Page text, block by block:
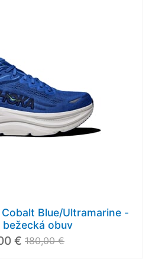
Cobalt Blue/Ultramarine -
bežecká obuv
€ 180,00 €